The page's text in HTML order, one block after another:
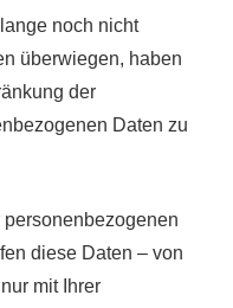
noch nicht
überwiegen, haben
der
Daten zu
diese Daten – von
mit Ihrer